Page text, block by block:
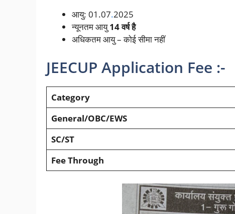
आयु: 01.07.2025
न्यूनतम आयु14 वर्ष है
अधिकतम आयु – कोई सीमा नहीं
JEECUP Application Fee :-
Category
General/OBC/EWS
SC/ST
Fee Through